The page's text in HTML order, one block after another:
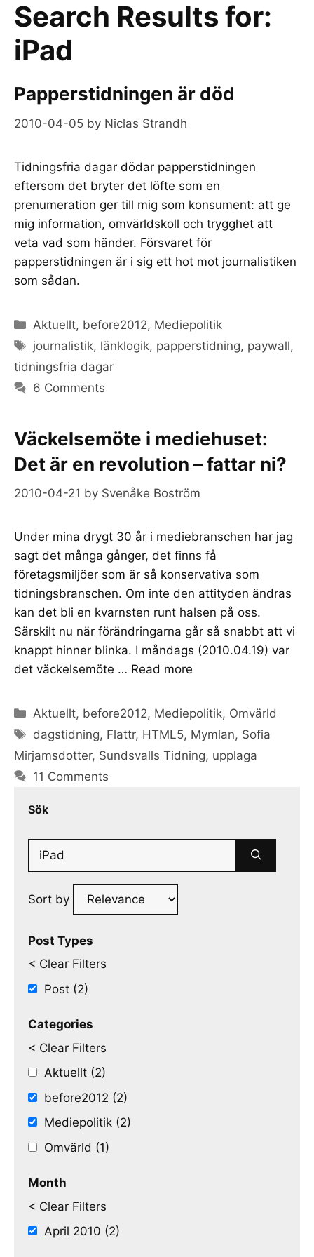
Search Results for:
iPad
Papperstidningen är död
2010-04-05 by Niclas Strandh
Tidningsfria dagar dödar papperstidningen
eftersom det bryter det löfte som en
prenumeration ger till mig som konsument: att ge
mig information, omvärldskoll och trygghet att
veta vad som händer. Försvaret för
papperstidningen är i sig ett hot mot journalistiken
som sådan.
Categories
Aktuellt, before2012, Mediepolitik
Tags
journalistik, länklogik, papperstidning, paywall,
tidningsfria dagar
6 Comments
Väckelsemöte i mediehuset:
Det är en revolution – fattar ni?
2010-04-21 by Svenåke Boström
Under mina drygt 30 år i mediebranschen har jag
sagt det många gånger, det finns få
företagsmiljöer som är så konservativa som
tidningsbranschen. Om inte den attityden ändras
kan det bli en kvarnsten runt halsen på oss.
Särskilt nu när förändringarna går så snabbt att vi
knappt hinner blinka. I måndags (2010.04.19) var
det väckelsemöte … Read more
Categories
Aktuellt, before2012, Mediepolitik, Omvärld
Tags
dagstidning, Flattr, HTML5, Mymlan, Sofia
Mirjamsdotter, Sundsvalls Tidning, upplaga
11 Comments
Sök
Search
Sort by
Post Types
< Clear Filters
Post (2)
Categories
< Clear Filters
Aktuellt (2)
before2012 (2)
Mediepolitik (2)
Omvärld (1)
Month
< Clear Filters
April 2010 (2)